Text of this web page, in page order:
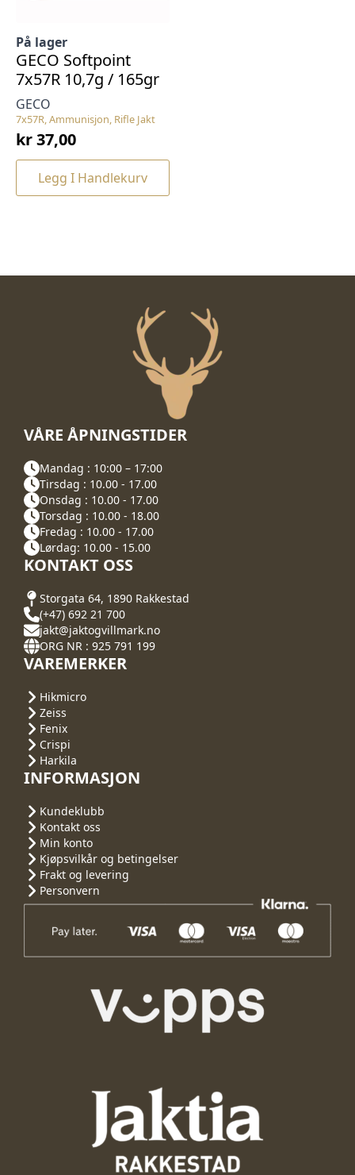
7x57R, Ammunisjon, Rifle Jakt
GECO
På lager
GECO Softpoint
7x57R 10,7g / 165gr
kr37,00
Legg I Handlekurv
VÅRE ÅPNINGSTIDER
Mandag : 10:00 – 17:00
Tirsdag : 10.00 - 17.00
Onsdag : 10.00 - 17.00
Torsdag : 10.00 - 18.00
Fredag : 10.00 - 17.00
Lørdag: 10.00 - 15.00
KONTAKT OSS
Storgata 64, 1890 Rakkestad
(+47) 692 21 700
jakt@jaktogvillmark.no
ORG NR : 925 791 199
VAREMERKER
Hikmicro
Zeiss
Fenix
Crispi
Harkila
INFORMASJON
Kundeklubb
Kontakt oss
Min konto
Kjøpsvilkår og betingelser
Frakt og levering
Personvern